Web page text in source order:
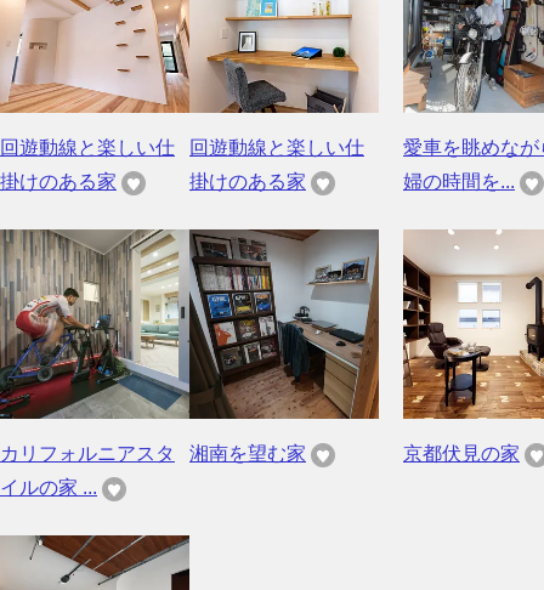
回遊動線と楽しい仕
掛けのある家
回遊動線と楽しい仕
掛けのある家
愛車を眺めなが
婦の時間を...
カリフォルニアスタ
イルの家 ...
湘南を望む家 京都伏見の家